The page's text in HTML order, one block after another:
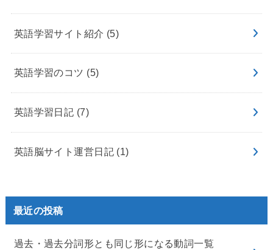
英語学習サイト紹介 (5)
英語学習のコツ (5)
英語学習日記 (7)
英語脳サイト運営日記 (1)
最近の投稿
過去・過去分詞形とも同じ形になる動詞一覧